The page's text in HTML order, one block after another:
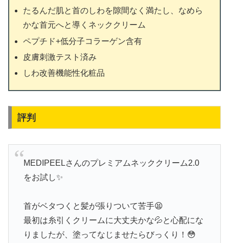
たるんだ肌と首のしわを隙間なく満たし、なめら
かな首元へと導くネッククリーム
ペプチド+低分子コラーゲン含有
皮膚刺激テスト済み
しわ改善機能性化粧品
評判
MEDIPEELさんのプレミアムネッククリーム2.0
をお試し✨
首がベタつくと髪が張りついて苦手😫
最初は糸引くクリームに大丈夫かな💦と心配にな
りましたが、塗ってなじませたらびっくり！😳